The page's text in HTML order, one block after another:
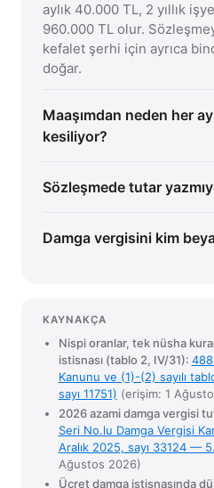
aylık 40.000 TL, 2 yıllık
960.000 TL olur.
kefalet şerhi için ayrıca
doğar.
Maaşımdan neden her
kesiliyor?
Sözleşmede tutar
Damga vergisini kim
KAYNAKÇA
Nispi oranlar, tek nüsha
istisnası (tablo 2, IV/31): 488
Kanunu ve (1)-(2) sayılı
sayı 11751) (erişim: 1
2026 azami damga vergisi
Seri No.lu Damga Vergisi
Aralık 2025, sayı 33124 —
Ağustos 2026)
Ücret damga istisnasında